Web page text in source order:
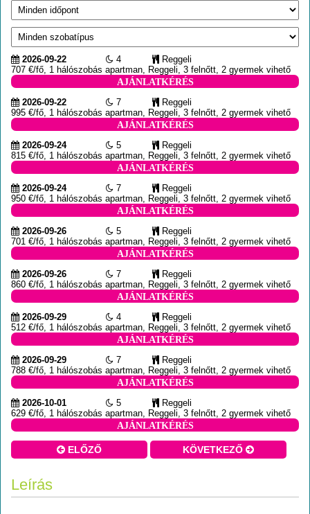
2026-09-22 4
Reggeli
707 €/fő, 1 hálószobás apartman, Reggeli, 3 felnőtt, 2 gyermek vihető
AJÁNLATKÉRÉS
2026-09-22
7
Reggeli
995 €/fő, 1 hálószobás apartman, Reggeli, 3 felnőtt, 2 gyermek vihető
AJÁNLATKÉRÉS
2026-09-24
5
Reggeli
815 €/fő, 1 hálószobás apartman, Reggeli, 3 felnőtt, 2 gyermek vihető
AJÁNLATKÉRÉS
2026-09-24
7
Reggeli
950 €/fő, 1 hálószobás apartman, Reggeli, 3 felnőtt, 2 gyermek vihető
AJÁNLATKÉRÉS
2026-09-26
5
Reggeli
701 €/fő, 1 hálószobás apartman, Reggeli, 3 felnőtt, 2 gyermek vihető
AJÁNLATKÉRÉS
2026-09-26
7
Reggeli
860 €/fő, 1 hálószobás apartman, Reggeli, 3 felnőtt, 2 gyermek vihető
AJÁNLATKÉRÉS
2026-09-29
4
Reggeli
512 €/fő, 1 hálószobás apartman, Reggeli, 3 felnőtt, 2 gyermek vihető
AJÁNLATKÉRÉS
2026-09-29
7
Reggeli
788 €/fő, 1 hálószobás apartman, Reggeli, 3 felnőtt, 2 gyermek vihető
AJÁNLATKÉRÉS
2026-10-01
5
Reggeli
629 €/fő, 1 hálószobás apartman, Reggeli, 3 felnőtt, 2 gyermek vihető
AJÁNLATKÉRÉS
ELŐZŐ KÖVETKEZŐ
Leírás